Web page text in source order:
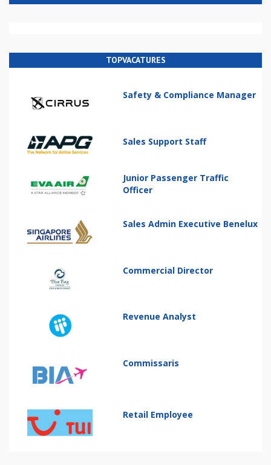
TOPVACATURES
Safety & Compliance Manager
Sales Support Staff
Junior Passenger Traffic
Officer
Sales Admin Executive Benelux
Commercial Director
Revenue Analyst
Commissaris
Retail Employee